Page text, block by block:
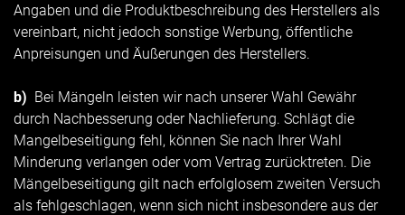
Angaben und die Produktbeschreibung des Herstellers als
vereinbart, nicht jedoch sonstige Werbung, öffentliche
Anpreisungen und Äußerungen des Herstellers.
b) Bei Mängeln leisten wir nach unserer Wahl Gewähr
durch Nachbesserung oder Nachlieferung. Schlägt die
Mangelbeseitigung fehl, können Sie nach Ihrer Wahl
Minderung verlangen oder vom Vertrag zurücktreten. Die
Mängelbeseitigung gilt nach erfolglosem zweiten Versuch
als fehlgeschlagen, wenn sich nicht insbesondere aus der